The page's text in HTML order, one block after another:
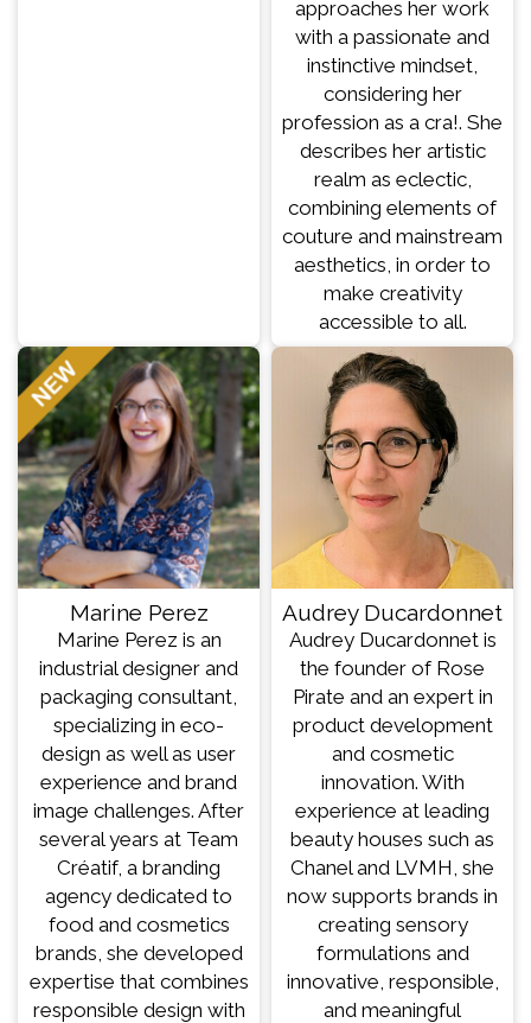
approaches her work
with a passionate and
instinctive mindset,
considering her
profession as a cra!. She
describes her artistic
realm as eclectic,
combining elements of
couture and mainstream
aesthetics, in order to
make creativity
accessible to all.
Marine Perez
Marine Perez is an
industrial designer and
packaging consultant,
specializing in eco-
design as well as user
experience and brand
image challenges. After
several years at Team
Créatif, a branding
agency dedicated to
food and cosmetics
brands, she developed
expertise that combines
responsible design with
Audrey Ducardonnet
Audrey Ducardonnet is
the founder of Rose
Pirate and an expert in
product development
and cosmetic
innovation. With
experience at leading
beauty houses such as
Chanel and LVMH, she
now supports brands in
creating sensory
formulations and
innovative, responsible,
and meaningful